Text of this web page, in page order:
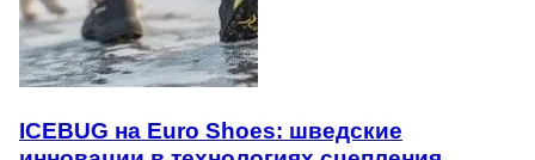
ICEBUG на Euro Shoes: шведские